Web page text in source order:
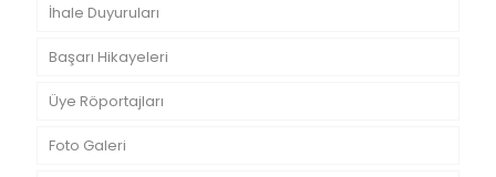
İhale Duyuruları
Başarı Hikayeleri
Üye Röportajları
Foto Galeri